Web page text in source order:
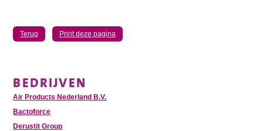
Terug Print deze pagina
BEDRIJVEN
Air Products Nederland B.V.
Bactoforce
Derustit Group